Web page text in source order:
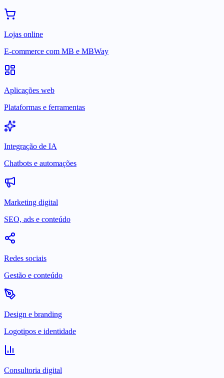
Lojas online
E-commerce com MB e MBWay
Aplicações web
Plataformas e ferramentas
Integração de IA
Chatbots e automações
Marketing digital
SEO, ads e conteúdo
Redes sociais
Gestão e conteúdo
Design e branding
Logotipos e identidade
Consultoria digital